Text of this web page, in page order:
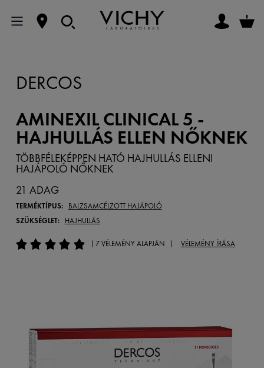
DERCOS
AMINEXIL CLINICAL 5 -
HAJHULLÁS ELLEN NŐKNEK
TÖBBFÉLEKÉPPEN HATÓ HAJHULLÁS ELLENI
HAJÁPOLÓ NŐKNEK
21 ADAG
TERMÉKTÍPUS: BALZSAMCÉLZOTT HAJÁPOLÓ
SZÜKSÉGLET:
HAJHULLÁS
( 7 VÉLEMÉNY ALAPJÁN ) VÉLEMÉNY ÍRÁSA